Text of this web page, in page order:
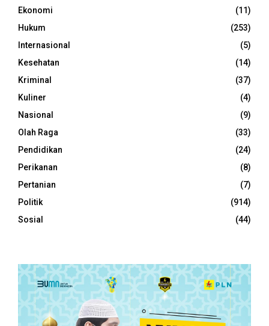
Ekonomi
(11)
Hukum
(253)
Internasional
(5)
Kesehatan
(14)
Kriminal
(37)
Kuliner
(4)
Nasional
(9)
Olah Raga
(33)
Pendidikan
(24)
Perikanan
(8)
Pertanian
(7)
Politik
(914)
Sosial
(44)